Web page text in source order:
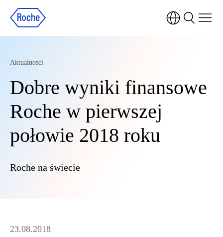
Aktualności
Dobre wyniki finansowe
Roche w pierwszej
połowie 2018 roku
Roche na świecie
23.08.2018